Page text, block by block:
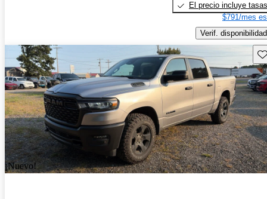
El precio incluye tasas
$791/mes
Verif. disponibilidad
¡Nuevo!